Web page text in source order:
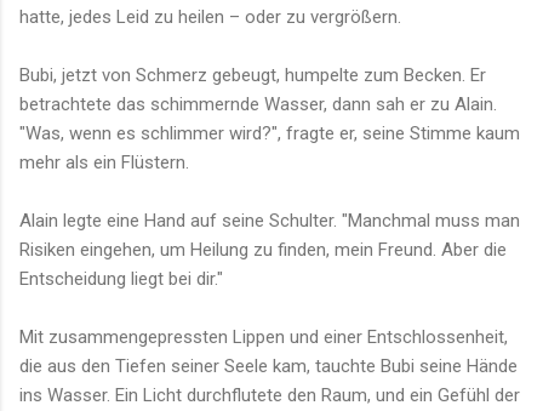
hatte, jedes Leid zu heilen – oder zu vergrößern.
Bubi, jetzt von Schmerz gebeugt, humpelte zum Becken. Er
betrachtete das schimmernde Wasser, dann sah er zu Alain.
"Was, wenn es schlimmer wird?", fragte er, seine Stimme kaum
mehr als ein Flüstern.
Alain legte eine Hand auf seine Schulter. "Manchmal muss man
Risiken eingehen, um Heilung zu finden, mein Freund. Aber die
Entscheidung liegt bei dir."
Mit zusammengepressten Lippen und einer Entschlossenheit,
die aus den Tiefen seiner Seele kam, tauchte Bubi seine Hände
ins Wasser. Ein Licht durchflutete den Raum, und ein Gefühl der